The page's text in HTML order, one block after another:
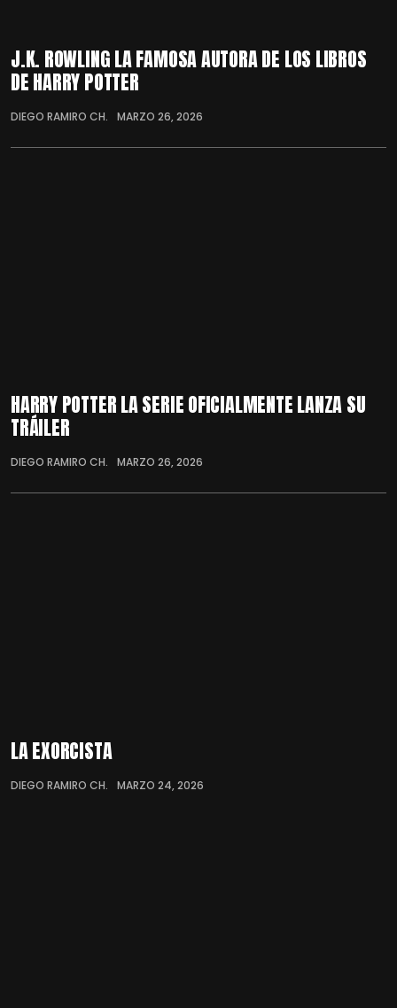
J.K. ROWLING LA FAMOSA AUTORA DE LOS LIBROS
DE HARRY POTTER
DIEGO RAMIRO CH. MARZO 26, 2026
HARRY POTTER LA SERIE OFICIALMENTE LANZA SU
TRÁILER
DIEGO RAMIRO CH. MARZO 26, 2026
LA EXORCISTA
DIEGO RAMIRO CH. MARZO 24, 2026